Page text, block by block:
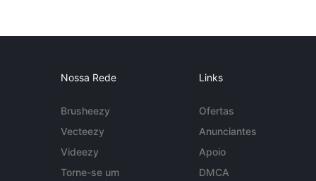
Nossa Rede
Brusheezy
Vecteezy
Videezy
Torne-se um
Links
Ofertas
Anunciantes
Apoio
DMCA